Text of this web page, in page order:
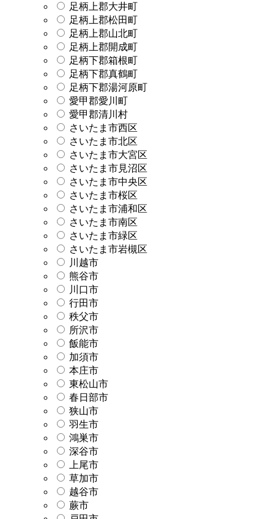
足柄上郡大井町
足柄上郡松田町
足柄上郡山北町
足柄上郡開成町
足柄下郡箱根町
足柄下郡真鶴町
足柄下郡湯河原町
愛甲郡愛川町
愛甲郡清川村
さいたま市西区
さいたま市北区
さいたま市大宮区
さいたま市見沼区
さいたま市中央区
さいたま市桜区
さいたま市浦和区
さいたま市南区
さいたま市緑区
さいたま市岩槻区
川越市
熊谷市
川口市
行田市
秩父市
所沢市
飯能市
加須市
本庄市
東松山市
春日部市
狭山市
羽生市
鴻巣市
深谷市
上尾市
草加市
越谷市
蕨市